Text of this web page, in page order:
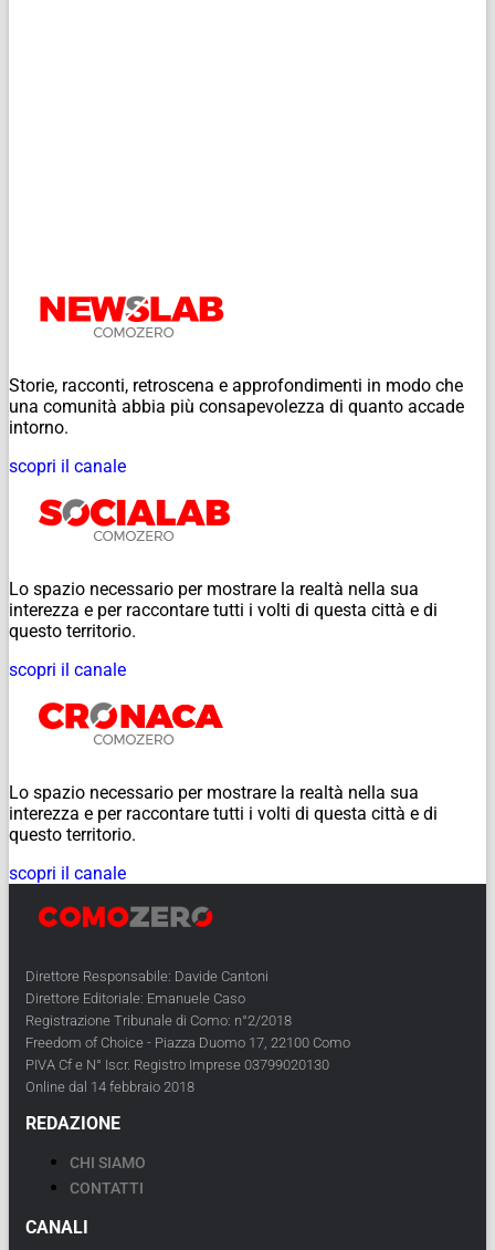
Storie, racconti, retroscena e approfondimenti in modo che
una comunità abbia più consapevolezza di quanto accade
intorno.
scopri il canale
Lo spazio necessario per mostrare la realtà nella sua
interezza e per raccontare tutti i volti di questa città e di
questo territorio.
scopri il canale
Lo spazio necessario per mostrare la realtà nella sua
interezza e per raccontare tutti i volti di questa città e di
questo territorio.
scopri il canale
Direttore Responsabile: Davide Cantoni
Direttore Editoriale: Emanuele Caso
Registrazione Tribunale di Como: n°2/2018
Freedom of Choice - Piazza Duomo 17, 22100 Como
PIVA Cf e N° Iscr. Registro Imprese 03799020130
Online dal 14 febbraio 2018
REDAZIONE
CHI SIAMO
CONTATTI
CANALI